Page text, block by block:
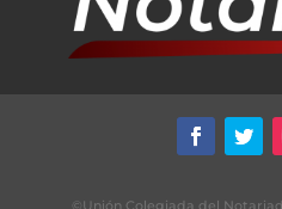
©Unión Colegiada del